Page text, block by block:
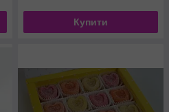
Купити